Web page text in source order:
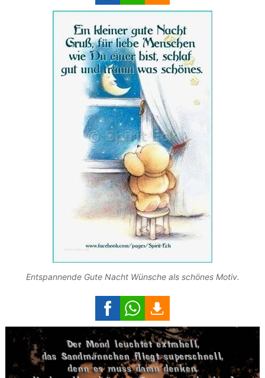
Entspannende Gute Nacht Wünsche als schönes Motiv.